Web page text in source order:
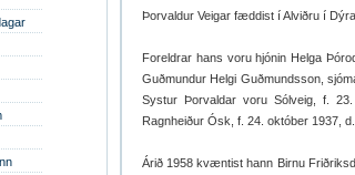
Þorvaldur Veigar fæddist í Alviðru í
Foreldrar hans voru hjónin Helga
Guðmundur Helgi Guðmundsson,
Systur Þorvaldar voru Sólveig, f.
Ragnheiður Ósk, f. 24. október 1937,
Árið 1958 kvæntist hann Birnu